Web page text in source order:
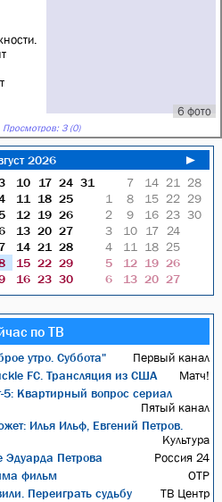
6 фото
Просмотров: 3 (0)
2026
►
10 17 24 31
11 18 25
12 19 26
13 20 27
14 21
28
15 22 29
16 23 30
7 14 21
28
1
8 15 22 29
2
9 16 23 30
3
10 17
24
4
11 18 25
5
12 19 26
6
13 20 27
по ТВ
утро. Суббота" Первый канал
FC. Трансляция из США Матч!
5: Квартирный вопрос сериал
Пятый канал
Илья Ильф, Евгений Петров.
Культура
Эдуарда Петрова Россия 24
фильм ОТР
Переиграть судьбу ТВ Центр